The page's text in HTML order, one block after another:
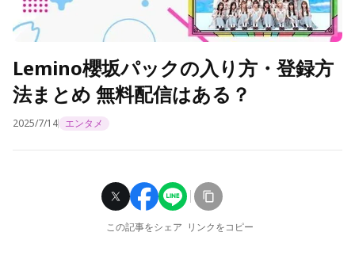
Lemino櫻坂パックの入り方・登録方
法まとめ 無料配信はある？
2025/7/14 エンタメ
この記事をシェア リンクをコピー